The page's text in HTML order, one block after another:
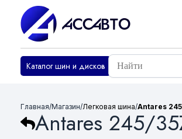
Каталог шин и дисков
Главная/Магазин/Легковая шина/Antares
Antares 245/